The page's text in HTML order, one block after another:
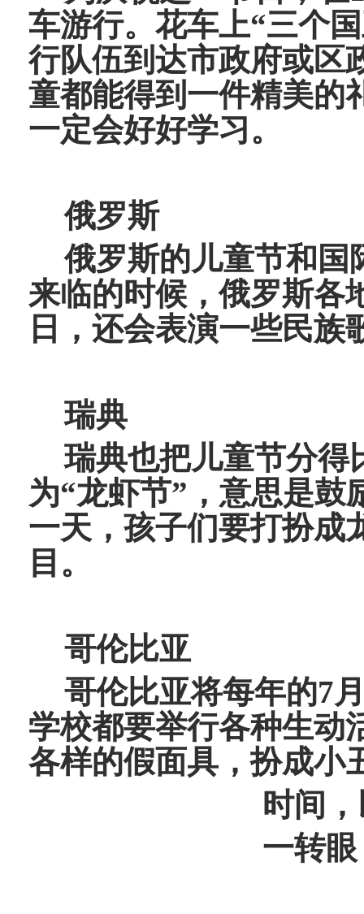
车游行。花车上“三个
行队伍到达市政府或区
童都能得到一件精美的
一定会好好学习。
俄罗斯
俄罗斯的儿童节和国
来临的时候，俄罗斯各
日，还会表演一些民
瑞典
瑞典也把儿童节分得
为“龙虾节”，意思是鼓
一天，孩子们要打扮成
目。
哥伦比亚
哥伦比亚将每年的7
学校都要举行各种生动
各样的假面具，扮成小
时间
一转